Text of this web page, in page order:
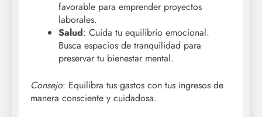
favorable para emprender proyectos
laborales.
Salud: Cuida tu equilibrio emocional.
Busca espacios de tranquilidad para
preservar tu bienestar mental.
Consejo: Equilibra tus gastos con tus ingresos de
manera consciente y cuidadosa.